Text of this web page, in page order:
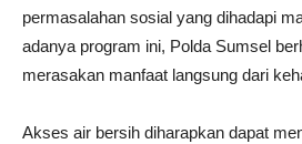
permasalahan sosial yang dihadapi
adanya program ini, Polda Sumsel
merasakan manfaat langsung dari
Akses air bersih diharapkan dapat